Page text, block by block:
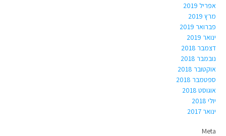
אפריל 2019
מרץ 2019
פברואר 2019
ינואר 2019
דצמבר 2018
נובמבר 2018
אוקטובר 2018
ספטמבר 2018
אוגוסט 2018
יולי 2018
ינואר 2017
Meta